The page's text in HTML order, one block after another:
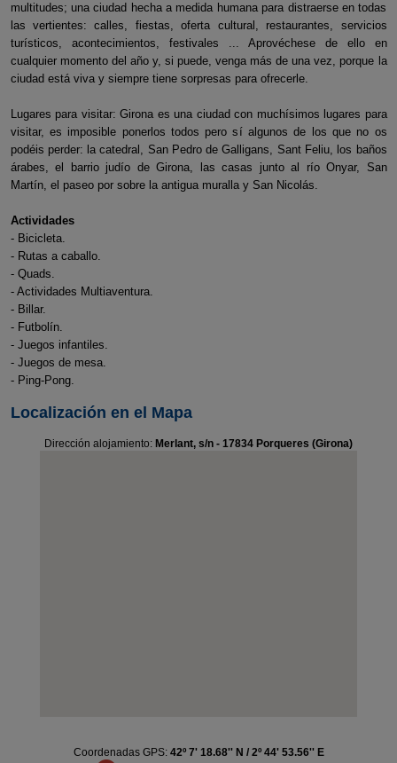
multitudes; una ciudad hecha a medida humana para distraerse en todas
las vertientes: calles, fiestas, oferta cultural, restaurantes, servicios
turísticos, acontecimientos, festivales ... Aprovéchese de ello en
cualquier momento del año y, si puede, venga más de una vez, porque la
ciudad está viva y siempre tiene sorpresas para ofrecerle.
Lugares para visitar: Girona es una ciudad con muchísimos lugares para
visitar, es imposible ponerlos todos pero sí algunos de los que no os
podéis perder: la catedral, San Pedro de Galligans, Sant Feliu, los baños
árabes, el barrio judío de Girona, las casas junto al río Onyar, San
Martín, el paseo por sobre la antigua muralla y San Nicolás.
Actividades
- Bicicleta.
- Rutas a caballo.
- Quads.
- Actividades Multiaventura.
- Billar.
- Futbolín.
- Juegos infantiles.
- Juegos de mesa.
- Ping-Pong.
Localización en el Mapa
Dirección alojamiento: Merlant, s/n - 17834 Porqueres (Girona)
Coordenadas GPS: 42º 7' 18.68'' N / 2º 44' 53.56'' E